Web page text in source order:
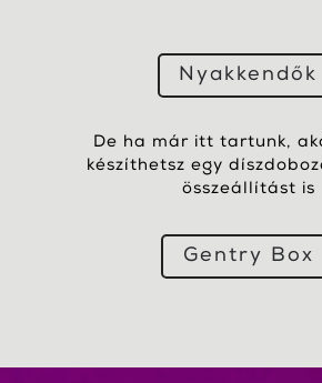
Nyakkendők
De ha már itt tartunk,
készíthetsz egy
összeállítást is
Gentry Box